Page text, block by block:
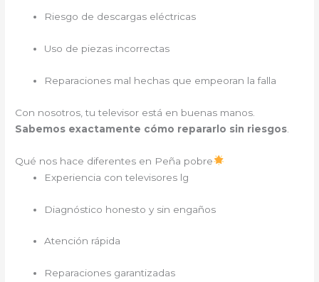
Riesgo de descargas eléctricas
Uso de piezas incorrectas
Reparaciones mal hechas que empeoran la falla
Con nosotros, tu televisor está en buenas manos.
Sabemos exactamente cómo repararlo sin riesgos
Qué nos hace diferentes en Peña pobre
Experiencia con televisores lg
Diagnóstico honesto y sin engaños
Atención rápida
Reparaciones garantizadas